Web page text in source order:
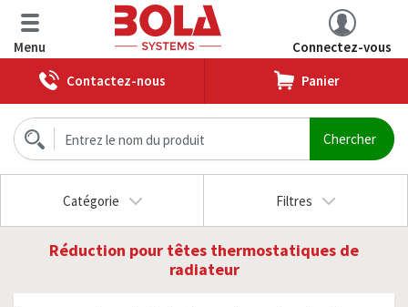
Menu
Connectez-vous
Contactez-nous
Panier
Catégorie Filtres
Réduction pour têtes thermostatiques de
radiateur